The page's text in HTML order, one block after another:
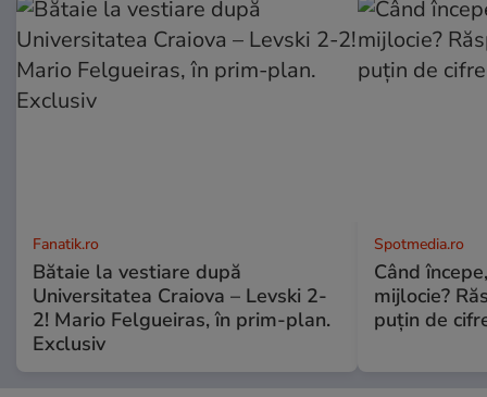
Fanatik.ro
Bătaie la vestiare după
Universitatea Craiova – Levski 2-
2! Mario Felgueiras, în prim-plan.
Exclusiv
Spotmedia.ro
Când
mijlocie?
puțin de